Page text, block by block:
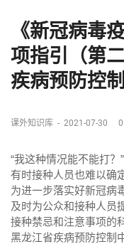
《新冠病毒
项指引（第
疾病预防控
课外知识库 - 2021-07-30 0
“我这种情况能不能打？”
有时接种人员也难以确
为进一步落实好新冠病
及时为公众和接种人员
接种禁忌和注意事项的
黑龙江省疾病预防控制